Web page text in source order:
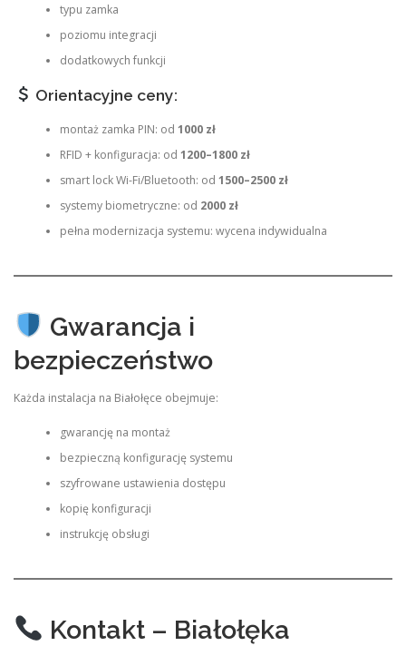
typu zamka
poziomu integracji
dodatkowych funkcji
Orientacyjne ceny:
montaż zamka PIN: od 1000 zł
RFID + konfiguracja: od 1200–1800 zł
smart lock Wi-Fi/Bluetooth: od 1500–2500 zł
systemy biometryczne: od 2000 zł
pełna modernizacja systemu: wycena indywidualna
Gwarancja i
bezpieczeństwo
Każda instalacja na Białołęce obejmuje:
gwarancję na montaż
bezpieczną konfigurację systemu
szyfrowane ustawienia dostępu
kopię konfiguracji
instrukcję obsługi
Kontakt – Białołęka